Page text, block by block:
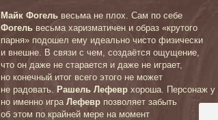
Майк Фогель весьма не плох. Сам по себе
Фогель весьма харизматичен и образ «крутого
парня» подошел ему идеально чисто физически
и внешне. В связи с чем, создаётся ощущение,
что он даже не старается и даже не играет,
но конечный итог всего этого не может
не радовать. Рашель Лефевр хороша. Персонаж у
но именно игра Лефевр позволяет забыть
об этом по крайней мере на момент